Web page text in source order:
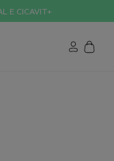
E CICAVIT+